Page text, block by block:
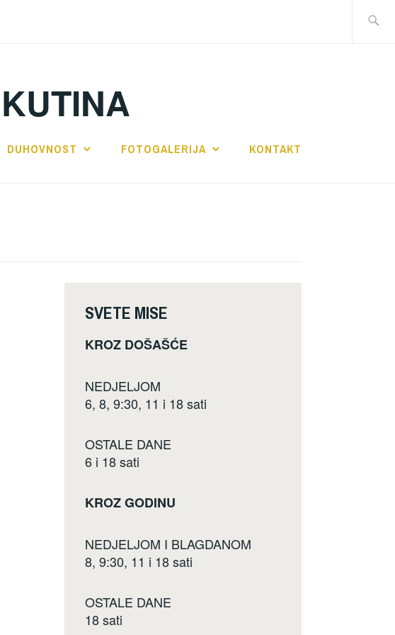
DUHOVNOST FOTOGALERIJA KONTAKT
SVETE MISE
KROZ DOŠAŠĆE
NEDJELJOM
6, 8, 9:30, 11 i 18 sati
OSTALE DANE
6 i 18 sati
KROZ GODINU
NEDJELJOM I BLAGDANOM
8, 9:30, 11 i 18 sati
OSTALE DANE
18 sati